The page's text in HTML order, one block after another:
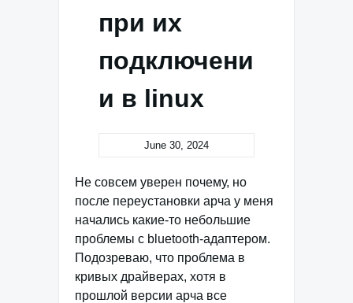
при их
подключени
и в linux
June 30, 2024
Не совсем уверен почему, но
после переустановки арча у меня
начались какие-то небольшие
проблемы с bluetooth-адаптером.
Подозреваю, что проблема в
кривых драйверах, хотя в
прошлой версии арча все